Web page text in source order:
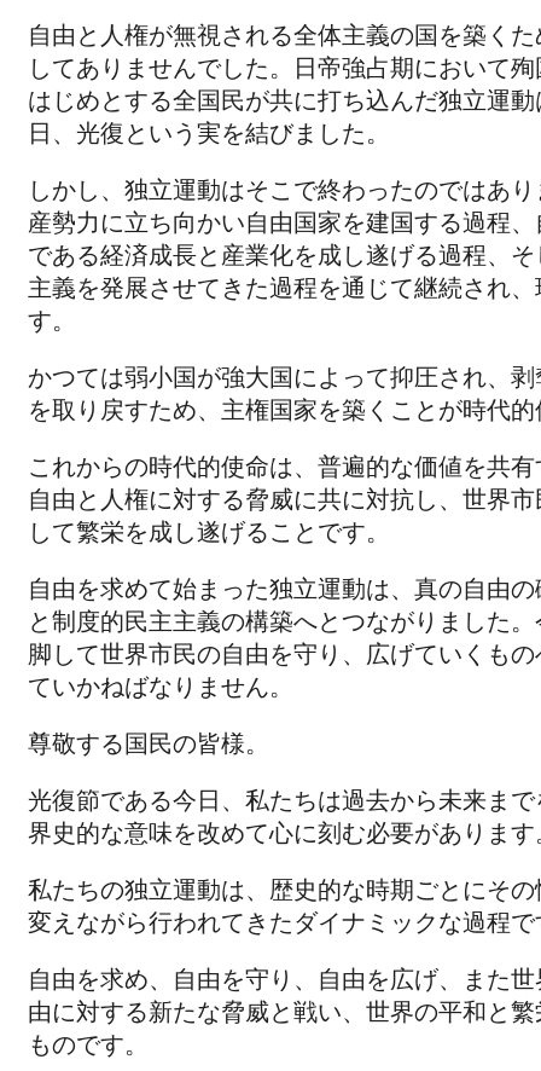
自由と人権が無視される全体主義の国を築く
してありませんでした。日帝強占期において
はじめとする全国民が共に打ち込んだ独立運
日、光復という実を結びました。
しかし、独立運動はそこで終わったのではあ
産勢力に立ち向かい自由国家を建国する過程
である経済成長と産業化を成し遂げる過程、
主義を発展させてきた過程を通じて継続され
す。
かつては弱小国が強大国によって抑圧され、
を取り戻すため、主権国家を築くことが時代
これからの時代的使命は、普遍的な価値を共
自由と人権に対する脅威に共に対抗し、世界
して繁栄を成し遂げることです。
自由を求めて始まった独立運動は、真の自由
と制度的民主主義の構築へとつながりました
脚して世界市民の自由を守り、広げていくも
ていかねばなりません。
尊敬する国民の皆様。
光復節である今日、私たちは過去から未来ま
界史的な意味を改めて心に刻む必要があります
私たちの独立運動は、歴史的な時期ごとにそ
変えながら行われてきたダイナミックな過程で
自由を求め、自由を守り、自由を広げ、また
由に対する新たな脅威と戦い、世界の平和と
ものです。